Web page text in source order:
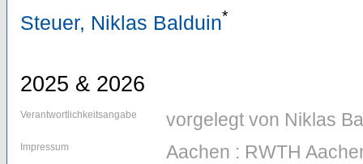
Steuer, Niklas Balduin*
2025 & 2026
Verantwortlichkeitsangabe vorgelegt von Niklas
Impressum Aachen : RWTH